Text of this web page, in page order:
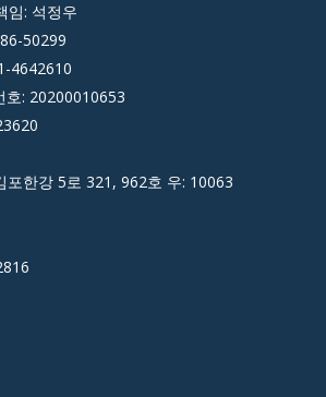
임: 석정우
50299
4642610
호: 20200010653
포한강 5로 321, 962호 우: 10063